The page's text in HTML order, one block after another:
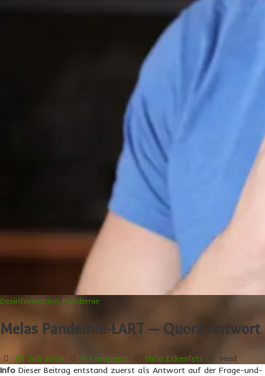
Desinformation Pandemie
Melas Pandemie-LART — Quora Antwort
31. Juli 2024 0 Comment Mela Eckenfels
read
Info Dieser Beitrag entstand zuerst als Antwort auf der Frage-und-